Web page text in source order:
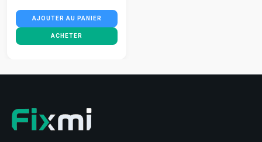
AJOUTER AU PANIER
ACHETER